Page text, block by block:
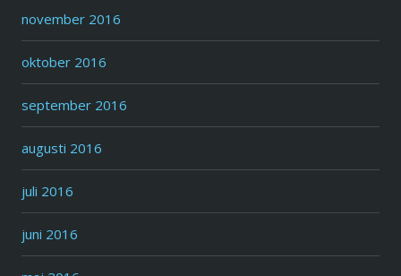
november 2016
oktober 2016
september 2016
augusti 2016
juli 2016
juni 2016